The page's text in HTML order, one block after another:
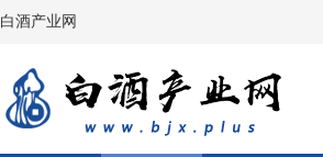
白酒产业网